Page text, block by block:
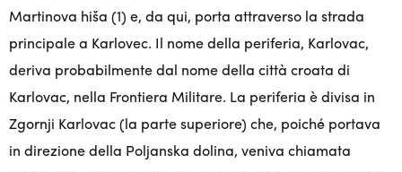
Martinova hiša (1) e, da qui, porta attraverso la strada
principale a Karlovec. Il nome della periferia, Karlovac,
deriva probabilmente dal nome della città croata di
Karlovac, nella Frontiera Militare. La periferia è divisa in
Zgornji Karlovac (la parte superiore) che, poiché portava
in direzione della Poljanska dolina, veniva chiamata